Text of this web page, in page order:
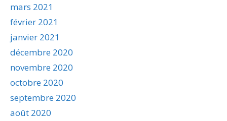
mars 2021
février 2021
janvier 2021
décembre 2020
novembre 2020
octobre 2020
septembre 2020
août 2020